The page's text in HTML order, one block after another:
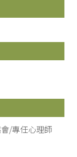
/專任心理師